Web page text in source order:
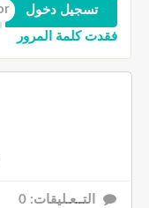
فقدت كلمة المرور
التــعـليقات: 0